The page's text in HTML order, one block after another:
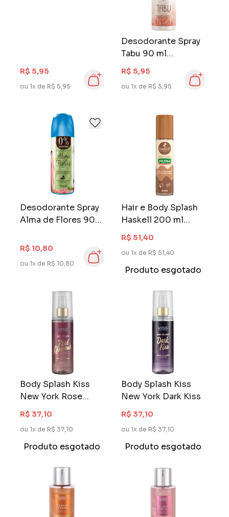
R$ 5,95
ou 1x de R$ 5,95
Desodorante Spray
Tabu 90 ml
Tradicional
R$ 5,95
ou 1x de R$ 5,95
Desodorante Spray
Alma de Flores 90
R$ 10,80
ou 1x de R$ 10,80
Hair e Body Splash
Haskell 200 ml
Doce de Leite
Viçosa
R$ 51,40
ou 1x de R$ 51,40
Produto esgotado
Body Splash Kiss
New York Rose
Glamour
R$ 37,10
ou 1x de R$ 37,10
Produto esgotado
Body Splash Kiss
New York Dark Kiss
R$ 37,10
ou 1x de R$ 37,10
Produto esgotado